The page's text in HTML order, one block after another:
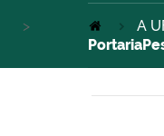
A
>